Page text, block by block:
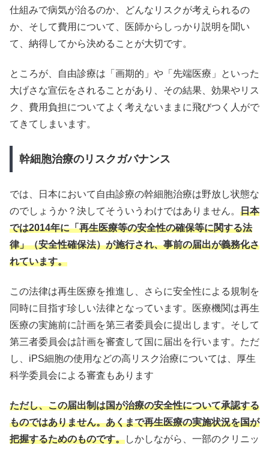
仕組みで病気が治るのか、どんなリスクが考えられるの
か、そして費用について、医師からしっかり説明を聞い
て、納得してから決めることが大切です。
ところが、自由診療は「画期的」や「先端医療」といった
大げさな宣伝をされることがあり、その結果、効果やリス
ク、費用負担についてよく考えないままに飛びつく人がで
てきてしまいます。
幹細胞治療のリスクガバナンス
では、日本において自由診療の幹細胞治療は野放し状態な
のでしょうか？決してそういうわけではありません。 日本
では2014年に「再生医療等の安全性の確保等に関する法
律」（安全性確保法）が施行され、事前の届出が義務化さ
れています。
この法律は再生医療を推進し、さらに安全性による規制を
同時に目指す珍しい法律となっています。医療機関は再生
医療の実施前に計画を第三者委員会に提出します。そして
第三者委員会は計画を審査して国に届出を行います。ただ
し、iPS細胞の使用などの高リスク治療については、厚生
科学委員会による審査もあります
ただし、この届出制は国が治療の安全性について承認する
ものではありません。あくまで再生医療の実施状況を国が
把握するためのものです。しかしながら、一部のクリニッ